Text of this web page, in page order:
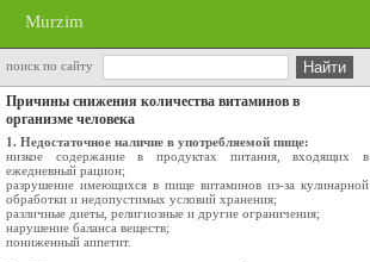
Murzim
поиск по сайту
Причины снижения количества витаминов в
организме человека
1. Недостаточное наличие в употребляемой пище:
низкое содержание в продуктах питания, входящих в
ежедневный рацион;
разрушение имеющихся в пище витаминов из-за кулинарной
обработки и недопустимых условий хранения;
различные диеты, религиозные и другие ограничения;
нарушение баланса веществ;
пониженный аппетит.